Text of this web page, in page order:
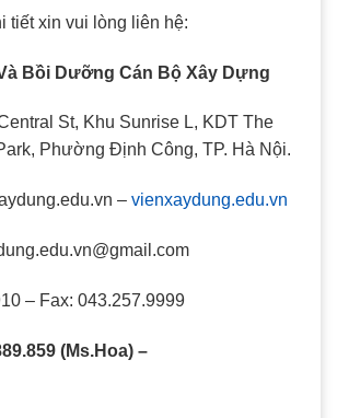
tiết xin vui lòng liên hệ:
Bồi Dưỡng Cán Bộ Xây Dựng
St, Khu Sunrise L, KDT The
Phường Định Công, TP. Hà Nội.
– vienxaydung.edu.vn
– Fax: 043.257.9999
(Ms.Hoa) –